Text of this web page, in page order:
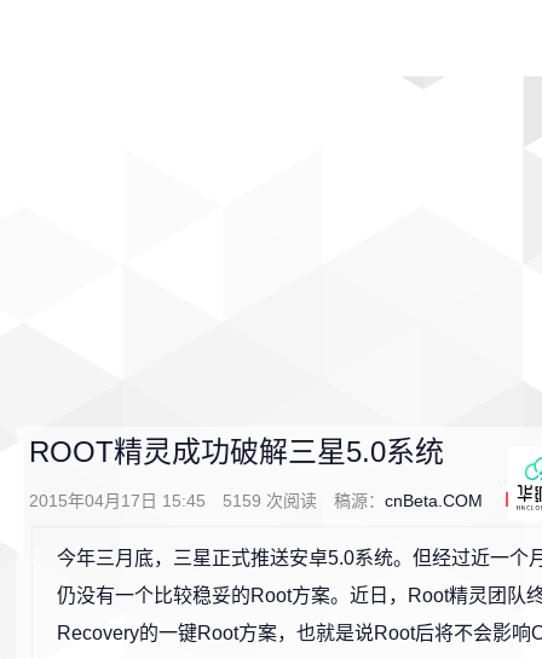
ROOT精灵成功破解三星5.0系统
2015年04月17日 15:45 5159 次阅读 稿源： cnBeta.COM 0
今年三月底，三星正式推送安卓5.0系统。但经过近一个
仍没有一个比较稳妥的Root方案。近日，Root精灵团队
Recovery的一键Root方案，也就是说Root后将不会影响